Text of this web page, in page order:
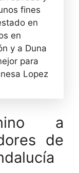
fines
en
en
y a Duna
para
Lopez
a
de